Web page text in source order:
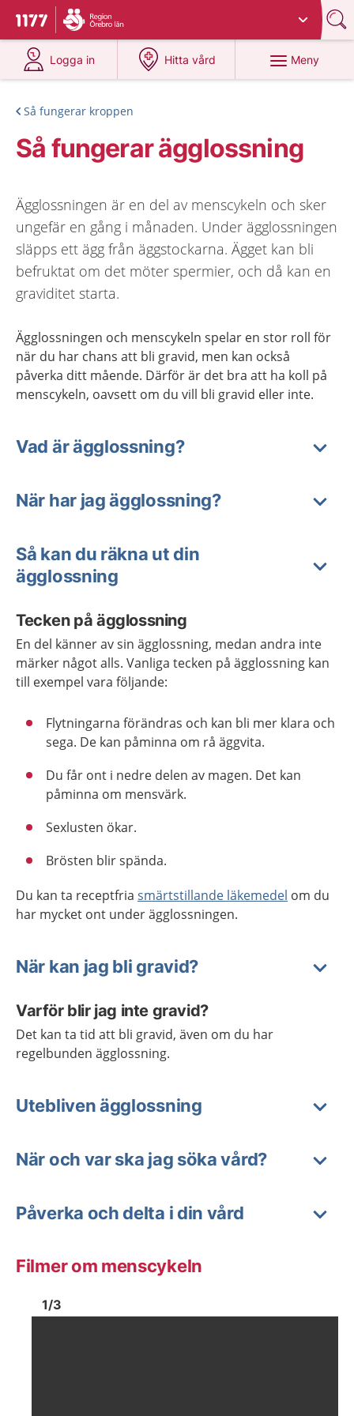
Till startsidan för 1177
Du har valt region
Logga in
på 1177.se
Hitta vård
på 1177.se
Meny
Så fungerar kroppen
Så fungerar ägglossning
Ägglossningen är en del av menscykeln och sker
ungefär en gång i månaden. Under ägglossningen
släpps ett ägg från äggstockarna. Ägget kan bli
befruktat om det möter spermier, och då kan en
graviditet starta.
Ägglossningen och menscykeln spelar en stor roll för
när du har chans att bli gravid, men kan också
påverka ditt mående. Därför är det bra att ha koll på
menscykeln, oavsett om du vill bli gravid eller inte.
Vad är ägglossning?
När har jag ägglossning?
Så kan du räkna ut din
ägglossning
Tecken på ägglossning
En del känner av sin ägglossning, medan andra inte
märker något alls. Vanliga tecken på ägglossning kan
till exempel vara följande:
Flytningarna förändras och kan bli mer klara och
sega. De kan påminna om rå äggvita.
Du får ont i nedre delen av magen. Det kan
påminna om mensvärk.
Sexlusten ökar.
Brösten blir spända.
Du kan ta receptfria smärtstillande läkemedel om du
har mycket ont under ägglossningen.
När kan jag bli gravid?
Varför blir jag inte gravid?
Det kan ta tid att bli gravid, även om du har
regelbunden ägglossning.
Utebliven ägglossning
När och var ska jag söka vård?
Påverka och delta i din vård
Filmer om menscykeln
Bild 1
1/3